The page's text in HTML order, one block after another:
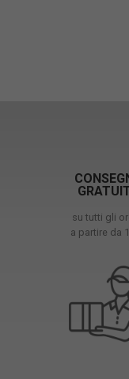
su tutti gli
a partire da